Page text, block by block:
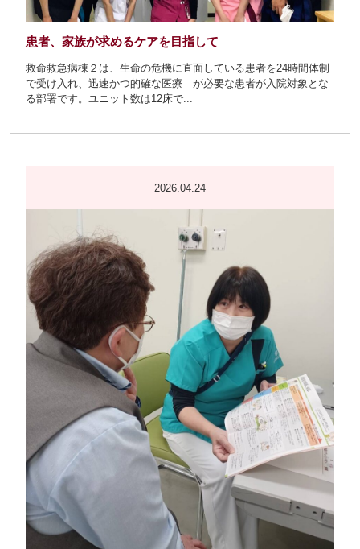
患者、家族が求めるケアを目指して
救命救急病棟２は、生命の危機に直面している患者を24時間体制
で受け入れ、迅速かつ的確な医療 が必要な患者が入院対象とな
る部署です。ユニット数は12床で...
2026.04.24